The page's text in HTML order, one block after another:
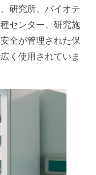
研究所、バイオテ
センター、研究施
全が管理された保
く使用されていま